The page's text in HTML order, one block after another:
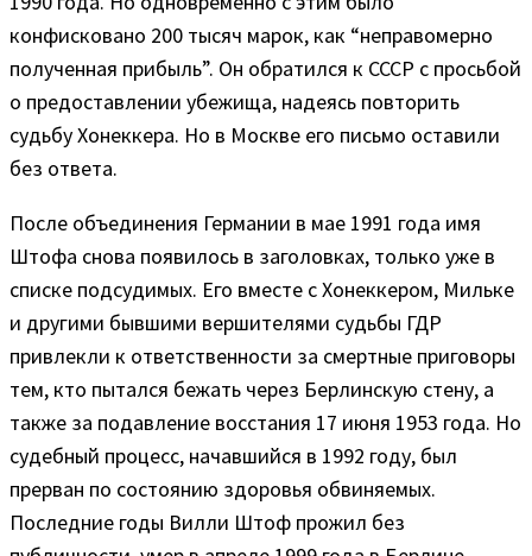
конфисковано 200 тысяч марок, как “неправомерно
полученная прибыль”. Он обратился к СССР с просьбой
о предоставлении убежища, надеясь повторить
судьбу Хонеккера. Но в Москве его письмо оставили
без ответа.
После объединения Германии в мае 1991 года имя
Штофа снова появилось в заголовках, только уже в
списке подсудимых. Его вместе с Хонеккером, Мильке
и другими бывшими вершителями судьбы ГДР
привлекли к ответственности за смертные приговоры
тем, кто пытался бежать через Берлинскую стену, а
также за подавление восстания 17 июня 1953 года. Но
судебный процесс, начавшийся в 1992 году, был
прерван по состоянию здоровья обвиняемых.
Последние годы Вилли Штоф прожил без